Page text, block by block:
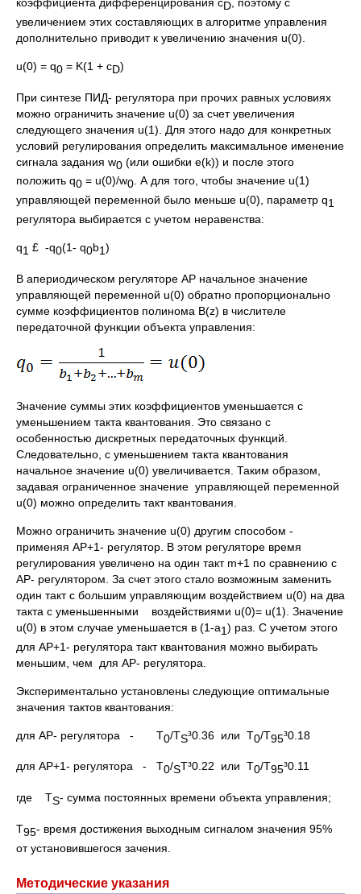
D
увеличением этих составляющих в алгоритме управления
дополнительно приводит к увеличению значения u(0).
u(0) = q0 = K(1 + cD)
При синтезе ПИД- регулятора при прочих равных условиях
можно ограничить значение u(0) за счет увеличения
следующего значения u(1). Для этого надо для конкретных
условий регулирования определить максимальное именение
сигнала задания w0 (или ошибки e(k)) и после этого
положить q0 = u(0)/w0. А для того, чтобы значение u(1)
управляющей переменной было меньше u(0), параметр q1
регулятора выбирается с учетом неравенства:
q1 £ -q0(1- q0b1)
В апериодическом регуляторе АР начальное значение
управляющей переменной u(0) обратно пропорционально
сумме коэффициентов полинома B(z) в числителе
передаточной функции объекта управления:
Значение суммы этих коэффициентов уменьшается с
уменьшением такта квантования. Это связано с
особенностью дискретных передаточных функций.
Следовательно, с уменьшением такта квантования
начальное значение u(0) увеличивается. Таким образом,
задавая ограниченное значение управляющей переменной
u(0) можно определить такт квантования.
Можно ограничить значение u(0) другим способом -
применяя АР+1- регулятор. В этом регуляторе время
регулирования увеличено на один такт m+1 по сравнению с
АР- регулятором. За счет этого стало возможным заменить
один такт с большим управляющим воздействием u(0) на два
такта с уменьшенными воздействиями u(0)= u(1). Значение
u(0) в этом случае уменьшается в (1-a1) раз. С учетом этого
для АР+1- регулятора такт квантования можно выбирать
меньшим, чем для АР- регулятора.
Экспериментально установлены следующие оптимальные
значения тактов квантования:
для АР- регулятора - T0/TS³0.36 или T0/T95³0.18
для АР+1- регулятора - T0/ST³0.22 или T0/T95³0.11
где TS- сумма постоянных времени объекта управления;
T95- время достижения выходным сигналом значения 95%
от установившегося зачения.
Методические указания